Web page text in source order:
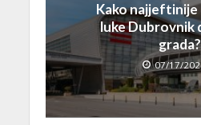
Kako najjeftinije
luke Dubrovnik
grada?
07/17/